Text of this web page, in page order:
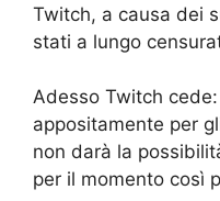
Twitch, a causa dei
stati a lungo
Adesso Twitch
appositamente per
non darà la
per il momento così